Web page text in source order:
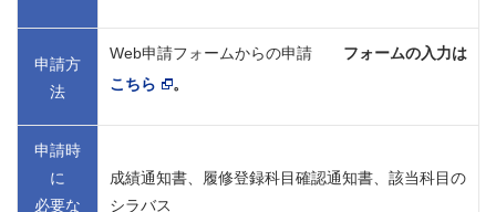
申請方
法
Web申請フォームからの申請 フォームの入力は
こちら
。
申請時
に
必要な
成績通知書、履修登録科目確認通知書、該当科目の
シラバス